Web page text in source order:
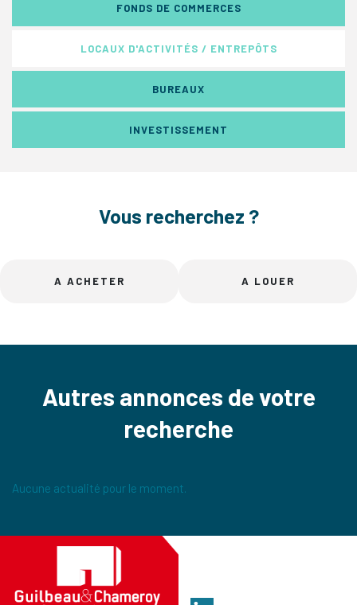
FONDS DE COMMERCES
LOCAUX D'ACTIVITÉS / ENTREPÔTS
BUREAUX
INVESTISSEMENT
Vous recherchez ?
A ACHETER A LOUER
Autres annonces de votre
recherche
Aucune actualité pour le moment.